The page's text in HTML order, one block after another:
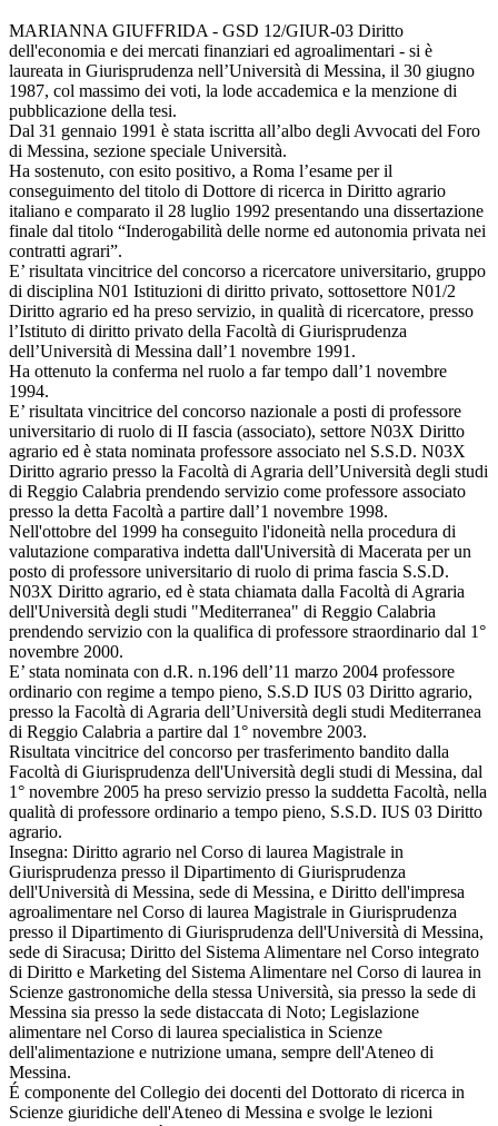
MARIANNA GIUFFRIDA - GSD 12/GIUR-03 Diritto
dell'economia e dei mercati finanziari ed agroalimentari - si è
laureata in Giurisprudenza nell’Università di Messina, il 30 giugno
1987, col massimo dei voti, la lode accademica e la menzione di
pubblicazione della tesi.
Dal 31 gennaio 1991 è stata iscritta all’albo degli Avvocati del Foro
di Messina, sezione speciale Università.
Ha sostenuto, con esito positivo, a Roma l’esame per il
conseguimento del titolo di Dottore di ricerca in Diritto agrario
italiano e comparato il 28 luglio 1992 presentando una dissertazione
finale dal titolo “Inderogabilità delle norme ed autonomia privata nei
contratti agrari”.
E’ risultata vincitrice del concorso a ricercatore universitario, gruppo
di disciplina N01 Istituzioni di diritto privato, sottosettore N01/2
Diritto agrario ed ha preso servizio, in qualità di ricercatore, presso
l’Istituto di diritto privato della Facoltà di Giurisprudenza
dell’Università di Messina dall’1 novembre 1991.
Ha ottenuto la conferma nel ruolo a far tempo dall’1 novembre
1994.
E’ risultata vincitrice del concorso nazionale a posti di professore
universitario di ruolo di II fascia (associato), settore N03X Diritto
agrario ed è stata nominata professore associato nel S.S.D. N03X
Diritto agrario presso la Facoltà di Agraria dell’Università degli studi
di Reggio Calabria prendendo servizio come professore associato
presso la detta Facoltà a partire dall’1 novembre 1998.
Nell'ottobre del 1999 ha conseguito l'idoneità nella procedura di
valutazione comparativa indetta dall'Università di Macerata per un
posto di professore universitario di ruolo di prima fascia S.S.D.
N03X Diritto agrario, ed è stata chiamata dalla Facoltà di Agraria
dell'Università degli studi "Mediterranea" di Reggio Calabria
prendendo servizio con la qualifica di professore straordinario dal 1°
novembre 2000.
E’ stata nominata con d.R. n.196 dell’11 marzo 2004 professore
ordinario con regime a tempo pieno, S.S.D IUS 03 Diritto agrario,
presso la Facoltà di Agraria dell’Università degli studi Mediterranea
di Reggio Calabria a partire dal 1° novembre 2003.
Risultata vincitrice del concorso per trasferimento bandito dalla
Facoltà di Giurisprudenza dell'Università degli studi di Messina, dal
1° novembre 2005 ha preso servizio presso la suddetta Facoltà, nella
qualità di professore ordinario a tempo pieno, S.S.D. IUS 03 Diritto
agrario.
Insegna: Diritto agrario nel Corso di laurea Magistrale in
Giurisprudenza presso il Dipartimento di Giurisprudenza
dell'Università di Messina, sede di Messina, e Diritto dell'impresa
agroalimentare nel Corso di laurea Magistrale in Giurisprudenza
presso il Dipartimento di Giurisprudenza dell'Università di Messina,
sede di Siracusa; Diritto del Sistema Alimentare nel Corso integrato
di Diritto e Marketing del Sistema Alimentare nel Corso di laurea in
Scienze gastronomiche della stessa Università, sia presso la sede di
Messina sia presso la sede distaccata di Noto; Legislazione
alimentare nel Corso di laurea specialistica in Scienze
dell'alimentazione e nutrizione umana, sempre dell'Ateneo di
Messina.
É componente del Collegio dei docenti del Dottorato di ricerca in
Scienze giuridiche dell'Ateneo di Messina e svolge le lezioni